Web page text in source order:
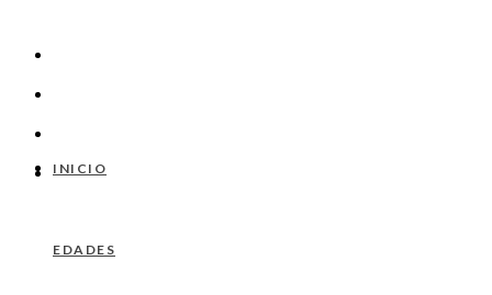
INICIO
EDADES